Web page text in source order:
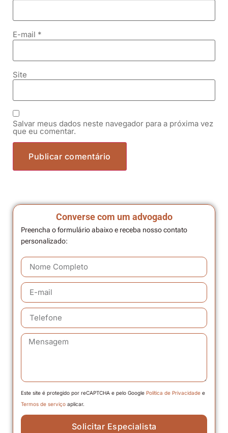
E-mail *
Site
Salvar meus dados neste navegador para a próxima vez
que eu comentar.
Converse com um advogado
Preencha o formulário abaixo e receba nosso contato
personalizado:
Este site é protegido por reCAPTCHA e pelo Google Política de Privacidade e
Termos de serviço aplicar.
Solicitar Especialista